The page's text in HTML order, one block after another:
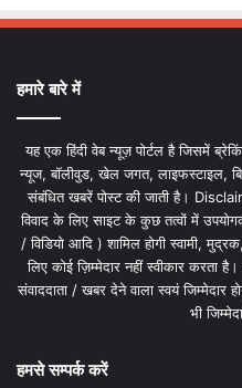
हमारे बारे में
यह एक हिंदी वेब न्यूज़ पोर्टल है जिसमें
न्यूज, बॉलीवुड, खेल जगत, लाइफस्टाइल,
संबंधित खबरें पोस्ट की जाती है।
विवाद के लिए साइट के कुछ तत्वों में
/ विडियो आदि ) शामिल होगी स्वामी,
लिए कोई ज़िम्मेदार नहीं स्वीकार करता
संवाददाता / खबर देने वाला स्वयं जिम्मेदार
भी
हमसे सम्पर्क करें